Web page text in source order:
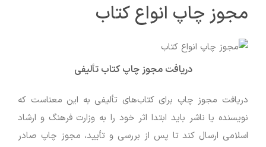
مجوز چاپ انواع کتاب
دریافت مجوز چاپ کتاب تألیفی
دریافت مجوز چاپ برای کتاب‌های تألیفی به این معناست که
نویسنده یا ناشر باید ابتدا اثر خود را به وزارت فرهنگ و ارشاد
اسلامی ارسال کند تا پس از بررسی و تأیید، مجوز چاپ صادر